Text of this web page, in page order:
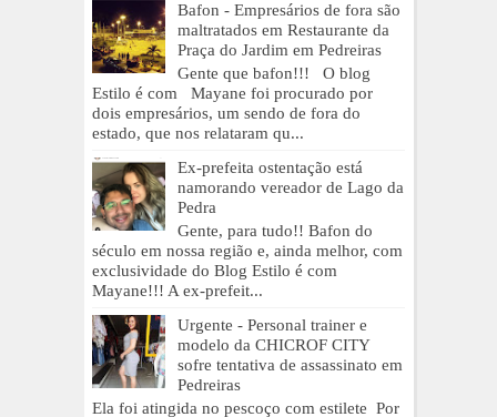
Bafon - Empresários de fora são
maltratados em Restaurante da
Praça do Jardim em Pedreiras
Gente que bafon!!! O blog
Estilo é com Mayane foi procurado por
dois empresários, um sendo de fora do
estado, que nos relataram qu...
Ex-prefeita ostentação está
namorando vereador de Lago da
Pedra
Gente, para tudo!! Bafon do
século em nossa região e, ainda melhor, com
exclusividade do Blog Estilo é com
Mayane!!! A ex-prefeit...
Urgente - Personal trainer e
modelo da CHICROF CITY
sofre tentativa de assassinato em
Pedreiras
Ela foi atingida no pescoço com estilete Por